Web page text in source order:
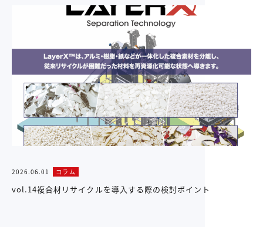
2026.06.01 コラム
vol.14複合材リサイクルを導入する際の検討ポイント